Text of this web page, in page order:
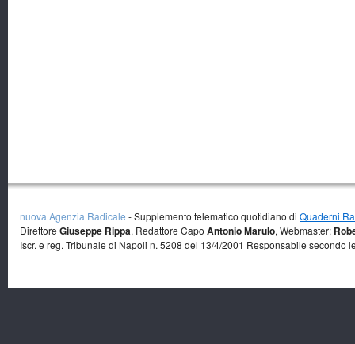
nuova Agenzia Radicale - Supplemento telematico quotidiano di Quaderni
Direttore Giuseppe Rippa, Redattore Capo Antonio Marulo, Webmaster:
Iscr. e reg. Tribunale di Napoli n. 5208 del 13/4/2001 Responsabile secondo